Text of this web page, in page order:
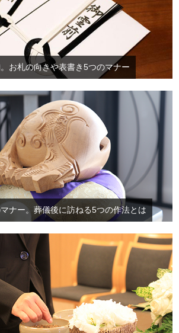
お札の向きや表書き5つのマナー
ナー。葬儀後に訪ねる5つの作法とは